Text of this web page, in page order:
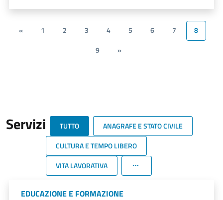
« 1 2 3 4 5 6 7
8
9
»
Servizi TUTTO
ANAGRAFE E STATO CIVILE
CULTURA E TEMPO LIBERO
VITA LAVORATIVA
EDUCAZIONE E FORMAZIONE